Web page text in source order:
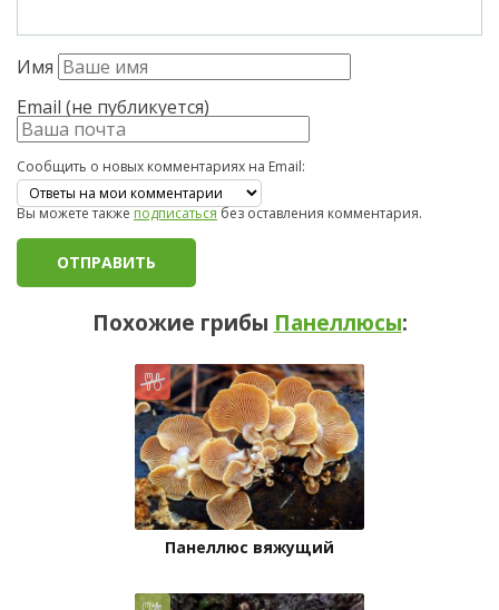
Имя
Email (не публикуется)
Сообщить о новых комментариях на Email:
Вы можете такжеподписатьсябез оставления комментария.
Похожие грибы Панеллюсы:
Панеллюс вяжущий